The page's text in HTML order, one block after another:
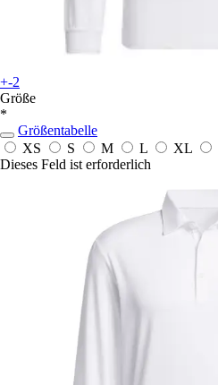
+-2
Größe
*
Größentabelle
XS
S M L XL
Dieses Feld ist erforderlich